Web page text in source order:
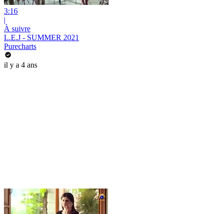
3:16
|
À suivre
L.E.J - SUMMER 2021
Purecharts
il y a 4 ans